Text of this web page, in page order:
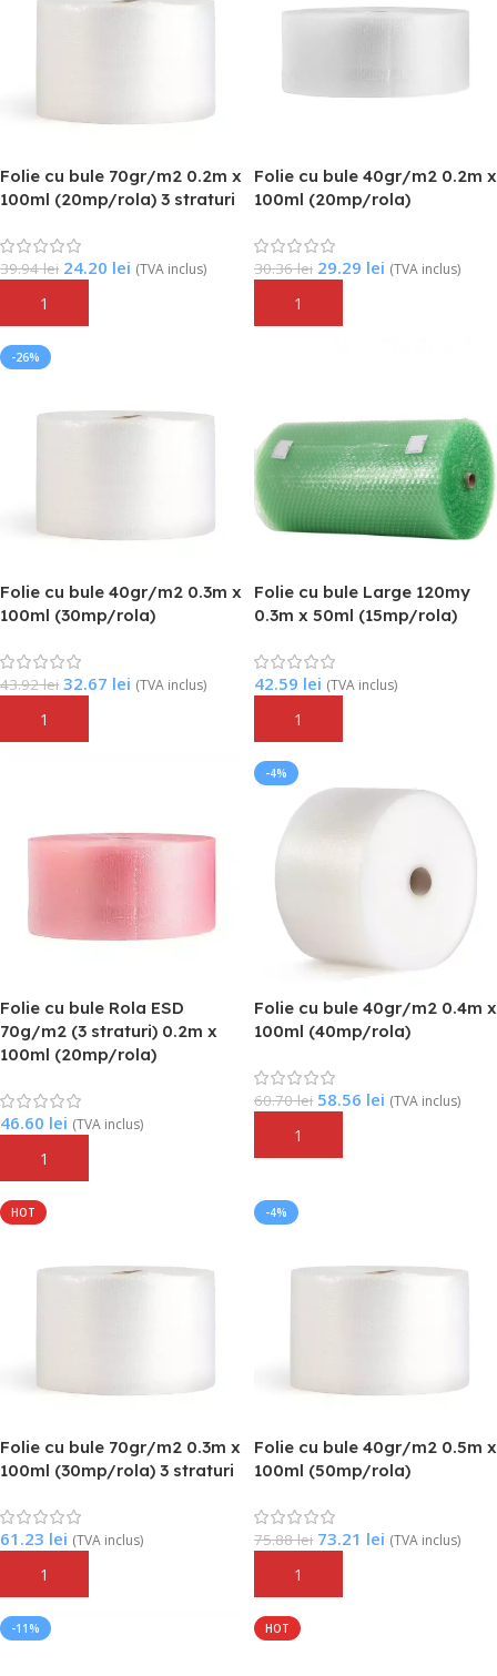
Folie cu bule 70gr/m2 0.2m x
100ml (20mp/rola) 3 straturi
39.94lei 24.20 lei (TVA inclus)
Adaugă În Coș
Folie cu bule 40gr/m2 0.2m x
100ml (20mp/rola)
30.36lei 29.29 lei (TVA inclus)
Adaugă În Coș
-26%
Folie cu bule 40gr/m2 0.3m x
100ml (30mp/rola)
43.92lei 32.67 lei (TVA inclus)
Adaugă În Coș
Folie cu bule Large 120my
0.3m x 50ml (15mp/rola)
42.59 lei (TVA inclus)
Adaugă În Coș
Folie cu bule Rola ESD
70g/m2 (3 straturi) 0.2m x
100ml (20mp/rola)
46.60 lei (TVA inclus)
Adaugă În Coș
-4%
Folie cu bule 40gr/m2 0.4m x
100ml (40mp/rola)
60.70lei 58.56 lei (TVA inclus)
Adaugă În Coș
HOT
Folie cu bule 70gr/m2 0.3m x
100ml (30mp/rola) 3 straturi
61.23 lei (TVA inclus)
Adaugă În Coș
-4%
Folie cu bule 40gr/m2 0.5m x
100ml (50mp/rola)
75.88lei 73.21 lei (TVA inclus)
Adaugă În Coș
-11% HOT